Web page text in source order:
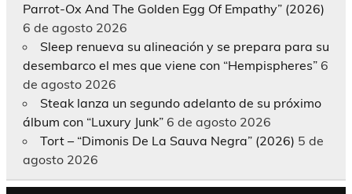
Parrot-Ox And The Golden Egg Of Empathy” (2026)
6 de agosto 2026
Sleep renueva su alineación y se prepara para su
desembarco el mes que viene con “Hempispheres” 6
de agosto 2026
Steak lanza un segundo adelanto de su próximo
álbum con “Luxury Junk” 6 de agosto 2026
Tort – “Dimonis De La Sauva Negra” (2026) 5 de
agosto 2026